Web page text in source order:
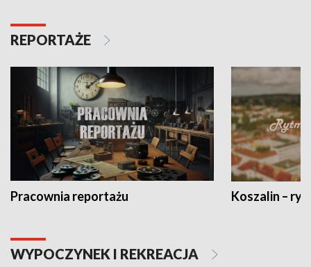
REPORTAŻE
Pracownia reportażu Koszalin –
WYPOCZYNEK I REKREACJA